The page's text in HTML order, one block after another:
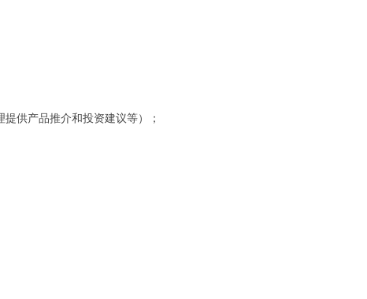
供产品推介和投资建议等）；